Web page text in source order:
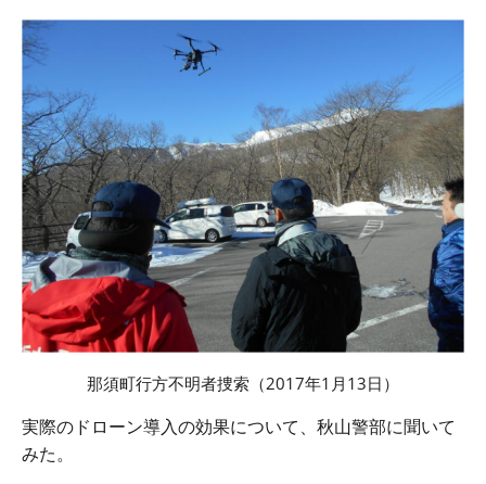
那須町行方不明者捜索（2017年1 月 13日）
実際のドローン導入の効果について、秋山警部に聞いて
みた。